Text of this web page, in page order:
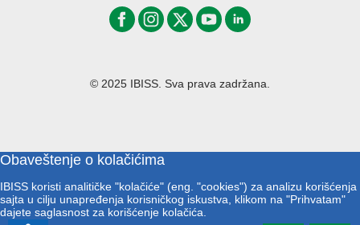
© 2025 IBISS. Sva prava zadržana.
Obaveštenje o kolačićima
IBISS koristi analitičke "kolačiće" (eng. "cookies") za analizu korišćenja
sajta u cilju unapređenja korisničkog iskustva, klikom na "Prihvatam"
dajete saglasnost za korišćenje kolačića.